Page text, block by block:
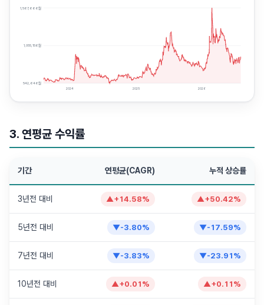
1,567,666원
1,055,156원
542,646원
2024 2025 2026
3. 연평균 수익률
기간 연평균(CAGR) 누적 상승률
3년전 대비 ▲+ 14.58% ▲+50.42%
5년전 대비 ▼-3.80% ▼-17.59%
7년전 대비 ▼-3.83% ▼-23.91 %
10년전 대비 ▲+0.01 % ▲+0.11 %